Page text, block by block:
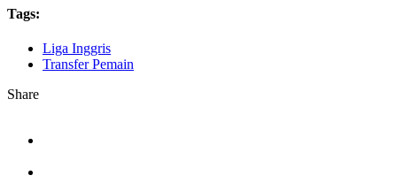
Tags:
Liga Inggris
Transfer Pemain
Share